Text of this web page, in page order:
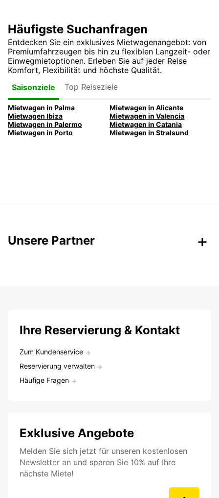
Häufigste Suchanfragen
Entdecken Sie ein exklusives Mietwagenangebot: von
Premiumfahrzeugen bis hin zu flexiblen Langzeit- oder
Einwegmietoptionen. Erleben Sie auf jeder Reise
Komfort, Flexibilität und höchste Qualität.
Saisonziele
Top Reiseziele
Mietwagen in Palma
Mietwagen in Alicante
Mietwagen Ibiza
Mietwagen in Valencia
Mietwagen in Palermo
Mietwagen in Catania
Mietwagen in Porto
Mietwagen in Stralsund
Unsere Partner
Ihre Reservierung & Kontakt
Zum Kundenservice
Reservierung verwalten
Häufige Fragen
Exklusive Angebote
Melden Sie sich jetzt für unseren kostenlosen
Newsletter an und sparen Sie 10% auf Ihre
nächste Miete!